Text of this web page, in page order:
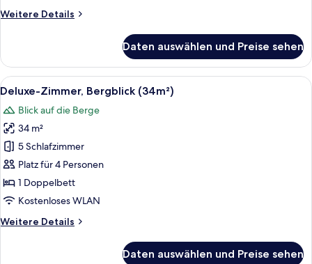
Weitere Details
Weitere
Zimmer,
Bergblick
(23m²)
Daten auswählen und Preise sehen
Alle
Fotos
für
Deluxe-
Zimmer,
Bergblick
(34m²)
anzeigen
Deluxe-Zimmer, Bergblick (34m²) |
4
Deluxe-Zimmer, Bergblick (34m²)
Blick auf die Berge
34 m²
5 Schlafzimmer
Platz für 4 Personen
1 Doppelbett
Kostenloses WLAN
Weitere Details
Weitere
Daten auswählen und Preise sehen